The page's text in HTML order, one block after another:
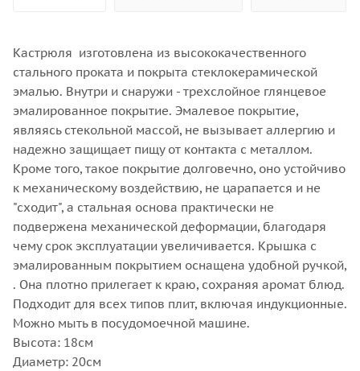
Кастрюля изготовлена из высококачественного
стального проката и покрыта стеклокерамической
эмалью. Внутри и снаружи - трехслойное глянцевое
эмалированное покрытие. Эмалевое покрытие,
являясь стекольной массой, не вызывает аллергию и
надежно защищает пищу от контакта с металлом.
Кроме того, такое покрытие долговечно, оно устойчиво
к механическому воздействию, не царапается и не
"сходит", а стальная основа практически не
подвержена механической деформации, благодаря
чему срок эксплуатации увеличивается. Крышка с
эмалированным покрытием оснащена удобной ручкой,
. Она плотно прилегает к краю, сохраняя аромат блюд.
Подходит для всех типов плит, включая индукционные.
Можно мыть в посудомоечной машине.
Высота: 18см
Диаметр: 20см